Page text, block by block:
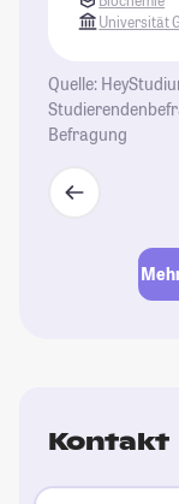
Universität
Quelle:
Befragung
Kontakt